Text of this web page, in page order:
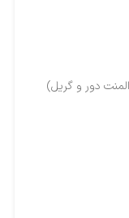
دور و گریل)